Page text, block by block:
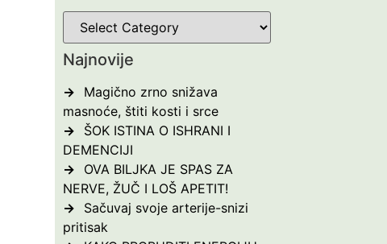
Najnovije
Magično zrno snižava
masnoće, štiti kosti i srce
ŠOK ISTINA O ISHRANI I
DEMENCIJI
OVA BILJKA JE SPAS ZA
NERVE, ŽUČ I LOŠ APETIT!
Sačuvaj svoje arterije-snizi
pritisak